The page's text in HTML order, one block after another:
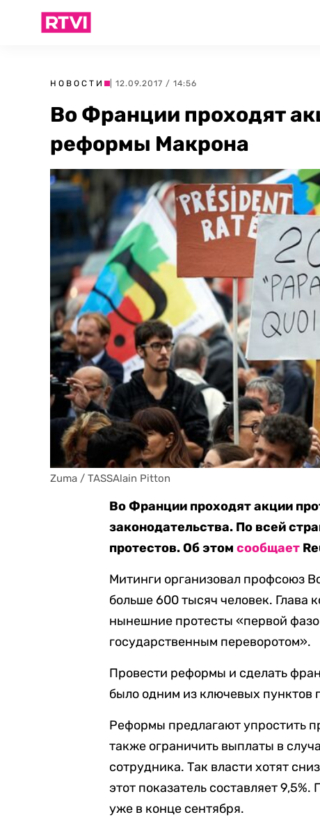
НОВОСТИ | 12.09.2017 / 14:56
Во Франции проходят
реформы Макрона
Zuma / TASSAlain Pitton
Во Франции проходят акции
законодательства. По всей
протестов. Об этомсообщает
Митинги организовал профсоюз
больше 600 тысяч человек.
нынешние протесты «первой
государственным переворотом».
Провести реформы и сделать
было одним из ключевых
Реформы предлагают упростить
также ограничить выплаты в
сотрудника. Так власти хотят
этот показатель составляет
уже в конце сентября.